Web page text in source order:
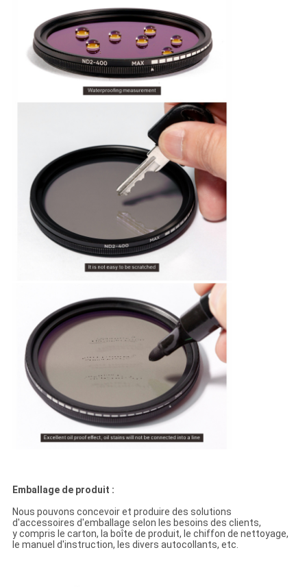
Emballage de produit :
Nous pouvons concevoir et produire des solutions
d'accessoires d'emballage selon les besoins des clients,
y compris le carton, la boîte de produit, le chiffon de nettoyage,
le manuel d'instruction, les divers autocollants, etc.